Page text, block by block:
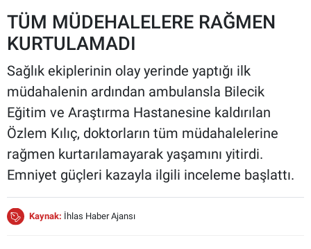
TÜM MÜDEHALELERE RAĞMEN
KURTULAMADI
Sağlık ekiplerinin olay yerinde yaptığı ilk
müdahalenin ardından ambulansla Bilecik
Eğitim ve Araştırma Hastanesine kaldırılan
Özlem Kılıç, doktorların tüm müdahalelerine
rağmen kurtarılamayarak yaşamını yitirdi.
Emniyet güçleri kazayla ilgili inceleme başlattı.
Kaynak: İhlas Haber Ajansı